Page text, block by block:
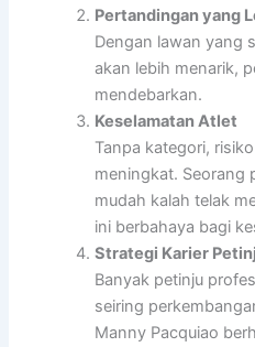
Pertandingan yang
Dengan lawan yang
akan lebih menarik,
mendebarkan.
Keselamatan Atlet
Tanpa kategori,
meningkat. Seorang
mudah kalah telak
ini berbahaya bagi
Strategi Karier
Banyak petinju
seiring
Manny Pacquiao